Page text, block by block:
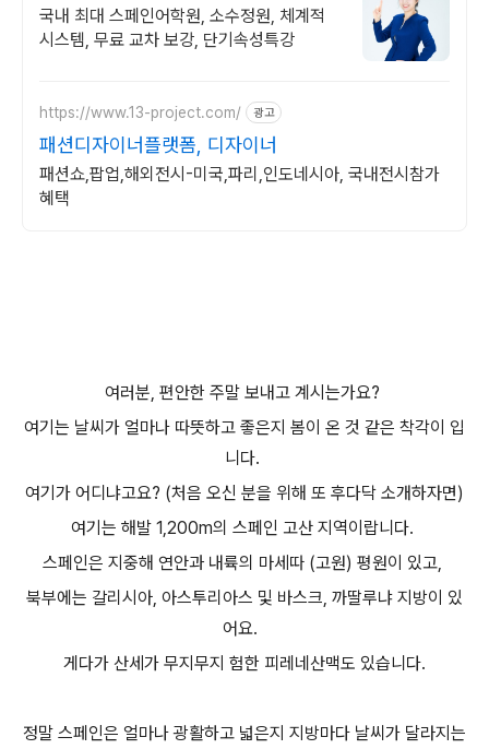
국내 최대 스페인어학원, 소수정원, 체계적
시스템, 무료 교차 보강, 단기속성특강
https://www.13-project.com/ 광고
패션디자이너플랫폼, 디자이너
패션쇼,팝업,해외전시-미국,파리,인도네시아, 국내전시참가
혜택
여러분, 편안한 주말 보내고 계시는가요?
여기는 날씨가 얼마나 따뜻하고 좋은지 봄이 온 것 같은 착각이 입
니다.
여기가 어디냐고요? (처음 오신 분을 위해 또 후다닥 소개하자면)
여기는 해발 1,200m의 스페인 고산 지역이랍니다.
스페인은 지중해 연안과 내륙의 마세따 (고원) 평원이 있고,
북부에는 갈리시아, 아스투리아스 및 바스크, 까딸루냐 지방이 있
어요.
게다가 산세가 무지무지 험한 피레네산맥도 있습니다.
정말 스페인은 얼마나 광활하고 넓은지 지방마다 날씨가 달라지는